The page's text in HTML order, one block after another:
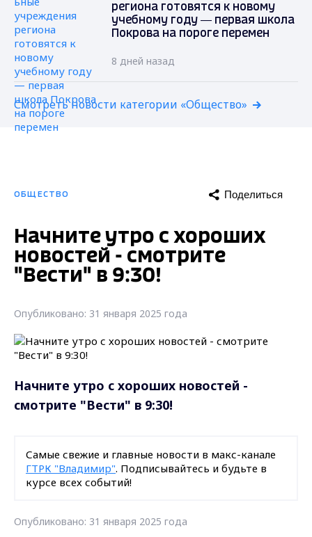
региона готовятся к новому
учебному году — первая школа
Покрова на пороге перемен
8 дней назад
Смотреть новости категории «Общество»
ОБЩЕСТВО Поделиться
Начните утро с хороших
новостей - смотрите
"Вести" в 9:30!
Опубликовано: 31 января 2025 года
Начните утро с хороших новостей -
смотрите "Вести" в 9:30!
Самые свежие и главные новости в макс-канале
ГТРК "Владимир". Подписывайтесь и будьте в
курсе всех событий!
Опубликовано: 31 января 2025 года